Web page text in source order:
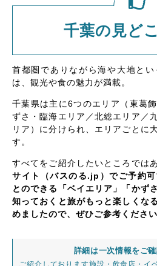
千葉の見ど
首都圏でありながら海や大地と
は、観光や食の魅力が満載。
千葉県は主に6つのエリア（東葛
ずさ・臨海エリア／北総エリア／
リア）に分けられ、エリアごとに
す。
すべてをご紹介したいところでは
サイト（バスのる.jp）でご予約
とのできる「ベイエリア」「かず
知っておくと旅がもっと楽しくな
めましたので、ぜひご参考ください
詳細は一次情報をご
ご紹介しております施設・飲食店・イ